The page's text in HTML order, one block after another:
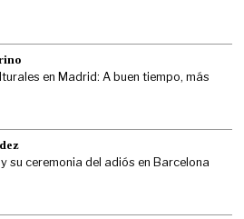
en Madrid: A buen tiempo, más
su ceremonia del adiós en Barcelona